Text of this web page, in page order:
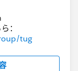
：
tug